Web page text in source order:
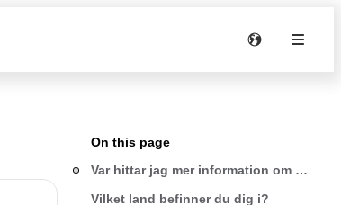
On this page
Var hittar jag mer information om
Vilket land befinner du dig i?